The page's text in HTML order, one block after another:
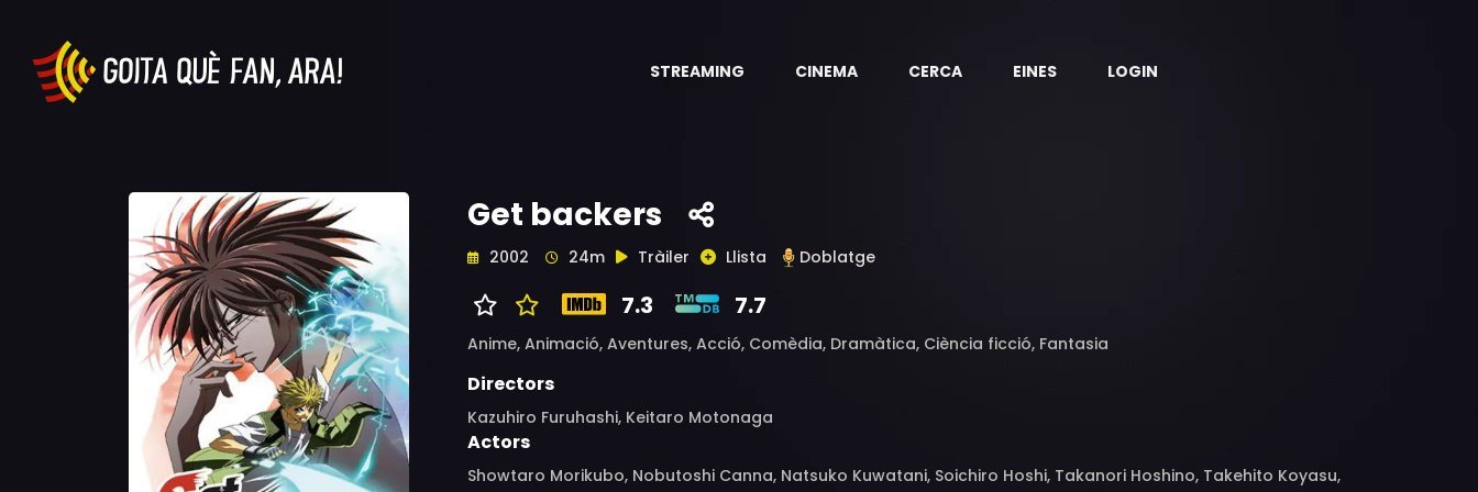
STREAMING CINEMA CERCA EINES LOGIN
Get backers
2002 24m Tràiler Llista Doblatge
7.3 7.7
Anime, Animació, Aventures, Acció, Comèdia, Dramàtica, Ciència ficció, Fantasia
Directors
Kazuhiro Furuhashi, Keitaro Motonaga
Actors
Showtaro Morikubo, Nobutoshi Canna, Natsuko Kuwatani, Soichiro Hoshi, Takanori Hoshino, Takehito Koyasu,